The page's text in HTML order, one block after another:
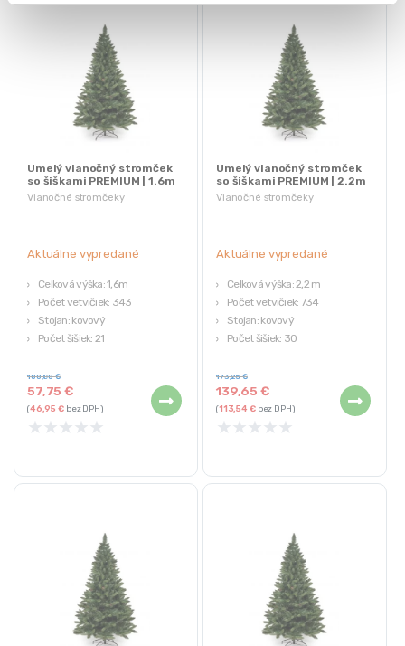
Vianočné stromčeky
Umelý vianočný stromček
so šiškami PREMIUM | 1.6m
Aktuálne vypredané
Celková výška: 1,6m
Počet vetvičiek: 343
Stojan: kovový
Počet šišiek: 21
57,75€
100,80€
(46,95€bez DPH)
★ ★ ★ ★ ★
Vianočné stromčeky
Umelý vianočný stromček
so šiškami PREMIUM | 2.2m
Aktuálne vypredané
Celková výška: 2,2 m
Počet vetvičiek: 734
Stojan: kovový
Počet šišiek: 30
139,65€
173,25€
(113,54 €bez DPH)
★ ★ ★ ★ ★